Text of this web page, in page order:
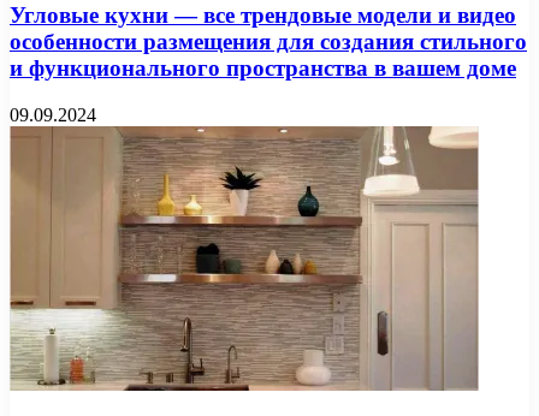
Угловые кухни — все трендовые модели и видео
особенности размещения для создания стильного
и функционального пространства в вашем доме
09.09.2024